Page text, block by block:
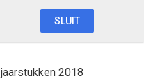
jaarstukken 2018
SLUIT